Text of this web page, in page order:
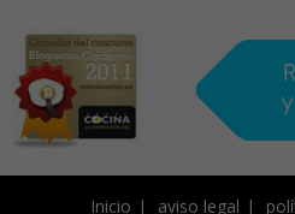
Inicio aviso legal